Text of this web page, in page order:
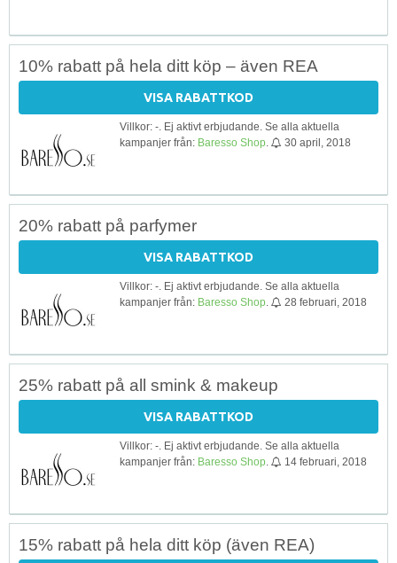
10% rabatt på hela ditt köp – även REA
VISA RABATTKOD
Villkor: -. Ej aktivt erbjudande. Se alla aktuella
kampanjer från: Baresso Shop 30 april, 2018
20% rabatt på parfymer
VISA RABATTKOD
Villkor: -. Ej aktivt erbjudande. Se alla aktuella
kampanjer från: Baresso Shop 28 februari, 2018
25% rabatt på all smink & makeup
VISA RABATTKOD
Villkor: -. Ej aktivt erbjudande. Se alla aktuella
kampanjer från: Baresso Shop 14 februari, 2018
15% rabatt på hela ditt köp (även REA)